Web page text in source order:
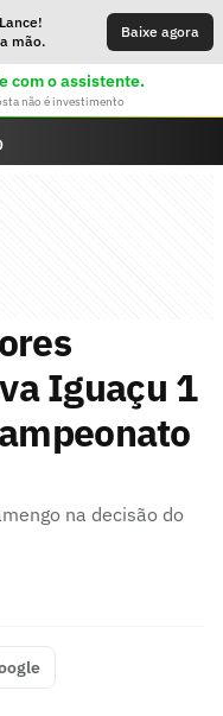
mão.
Baixe agora
com o assistente.
não é investimento
Iguaçu 1
na decisão do